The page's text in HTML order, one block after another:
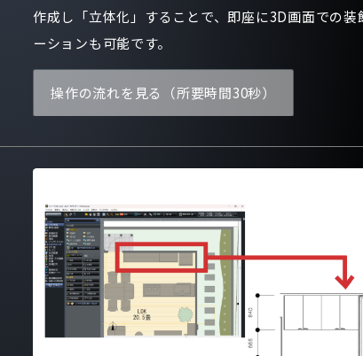
作成し「立体化」することで、即座に3D画面での装
ーションも可能です。
操作の流れを見る（所要時間30秒）